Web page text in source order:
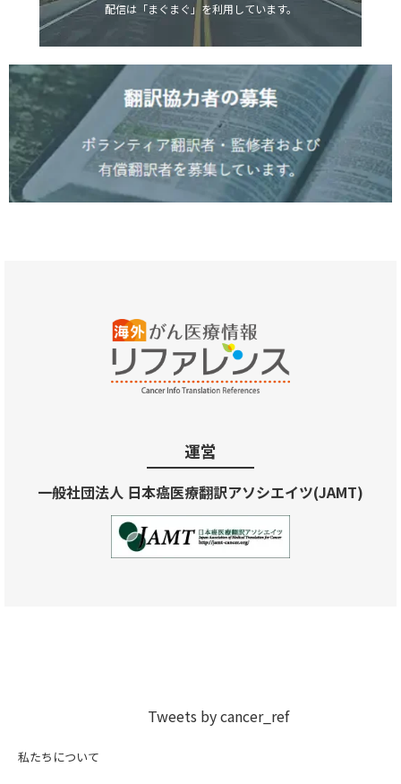
配信は「まぐまぐ」を利用しています。
運営
一般社団法人 日本癌医療翻訳アソシエイツ(JAMT)
Tweets by cancer_ref
私たちについて